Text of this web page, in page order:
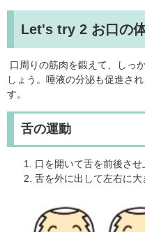
Let's try 2 お口の
口周りの筋肉を鍛えて、しっ
しょう。唾液の分泌も促進さ
す。
舌の運動
口を開いて舌を前後させ
舌を外に出して左右に大